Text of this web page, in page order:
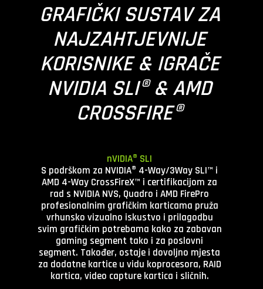
GRAFIČKI SUSTAV ZA
NAJZAHTJEVNIJE
KORISNIKE & IGRAČE
NVIDIA SLI® & AMD
CROSSFIRE®
nVIDIA® SLI
S podrškom za NVIDIA® 4-Way/3Way SLI™ i
AMD 4-Way CrossFireX™ i certifikacijom za
rad s NVIDIA NVS, Quadro i AMD FirePro
profesionalnim grafičkim karticama pruža
vrhunsko vizualno iskustvo i prilagodbu
svim grafičkim potrebama kako za zabavan
gaming segment tako i za poslovni
segment. Također, ostaje i dovoljno mjesta
za dodatne kartice u vidu koprocesora, RAID
kartica, video capture kartica i sličnih.